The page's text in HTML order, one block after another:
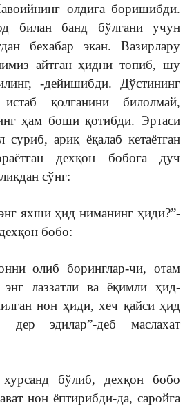
олдига боришибди.
билан банд бўлгани учун
бехабар экан. Вазирлару
айтган ҳидни топиб, шу
-дейишибди. Дўстининг
қолганини билолмай,
ҳам боши қотибди. Эртаси
ариқ ёқалаб кетаётган
дехқон бобога дуч
сўнг:
яхши ҳид ниманинг ҳиди?”-
бобо:
олиб боринглар-чи, отам
энг лаззатли ва ёқимли ҳид-
нон ҳиди, хеч қайси ҳид
дер эдилар”-деб маслахат
бўлиб, дехқон бобо
нон ёптирибди-да, саройга